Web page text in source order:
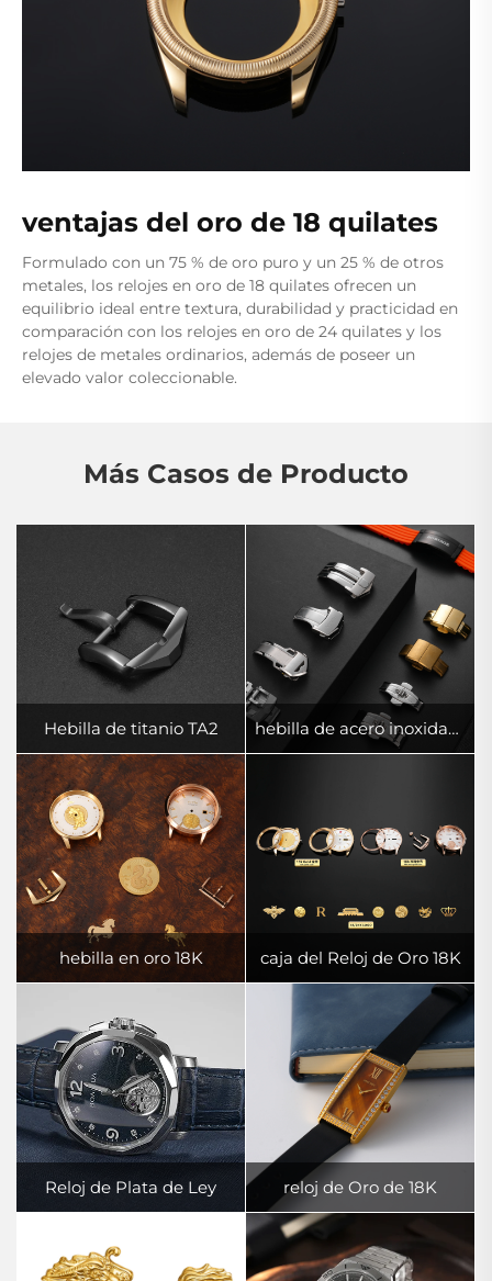
ventajas del oro de 18 quilates
Formulado con un 75 % de oro puro y un 25 % de otros
metales, los relojes en oro de 18 quilates ofrecen un
equilibrio ideal entre textura, durabilidad y practicidad en
comparación con los relojes en oro de 24 quilates y los
relojes de metales ordinarios, además de poseer un
elevado valor coleccionable.
Más Casos de Producto
Hebilla de titanio TA2 hebilla de acero inoxidable 316L
hebilla en oro 18K caja del Reloj de Oro 18K
Reloj de Plata de Ley reloj de Oro de 18K